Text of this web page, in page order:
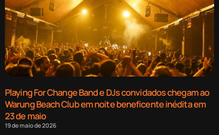
Playing For Change Band e DJs convidados chegam ao
Warung Beach Club em noite beneficente inédita em
23 de maio
19 de maio de 2026